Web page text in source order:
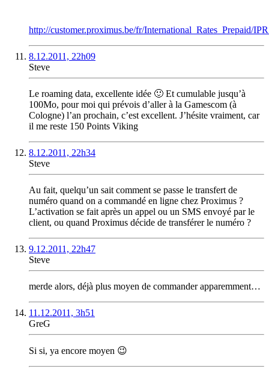
http://customer.proximus.be/fr/International_Rates_Prepaid/
8.12.2011, 22h09
Steve
Le roaming data, excellente idée 🙂 Et cumulable jusqu’à
100Mo, pour moi qui prévois d’aller à la Gamescom (à
Cologne) l’an prochain, c’est excellent. J’hésite vraiment, car
il me reste 150 Points Viking
8.12.2011, 22h34
Steve
Au fait, quelqu’un sait comment se passe le transfert de
numéro quand on a commandé en ligne chez Proximus ?
L’activation se fait après un appel ou un SMS envoyé par le
client, ou quand Proximus décide de transférer le numéro ?
9.12.2011, 22h47
Steve
merde alors, déjà plus moyen de commander apparemment…
11.12.2011, 3h51
GreG
Si si, ya encore moyen 😉